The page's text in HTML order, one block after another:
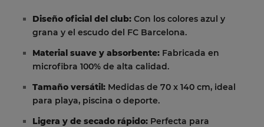
Diseño oficial del club: Con los colores azul y
grana y el escudo del FC Barcelona.
Material suave y absorbente: Fabricada en
microfibra 100% de alta calidad.
Tamaño versátil: Medidas de 70 x 140 cm, ideal
para playa, piscina o deporte.
Ligera y de secado rápido: Perfecta para